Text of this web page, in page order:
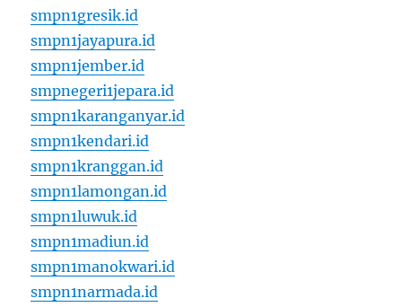
smpn1gresik.id
smpn1jayapura.id
smpn1jember.id
smpnegeri1jepara.id
smpn1karanganyar.id
smpn1kendari.id
smpn1kranggan.id
smpn1lamongan.id
smpn1luwuk.id
smpn1madiun.id
smpn1manokwari.id
smpn1narmada.id